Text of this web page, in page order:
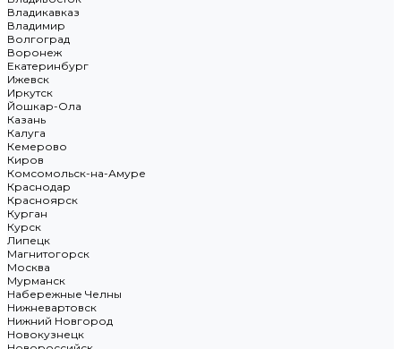
Владикавказ
Владимир
Волгоград
Воронеж
Екатеринбург
Ижевск
Иркутск
Йошкар-Ола
Казань
Калуга
Кемерово
Киров
Комсомольск-на-Амуре
Краснодар
Красноярск
Курган
Курск
Липецк
Магнитогорск
Москва
Мурманск
Набережные Челны
Нижневартовск
Нижний Новгород
Новокузнецк